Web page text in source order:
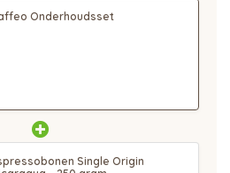
Onderhoudsset
Single Origin